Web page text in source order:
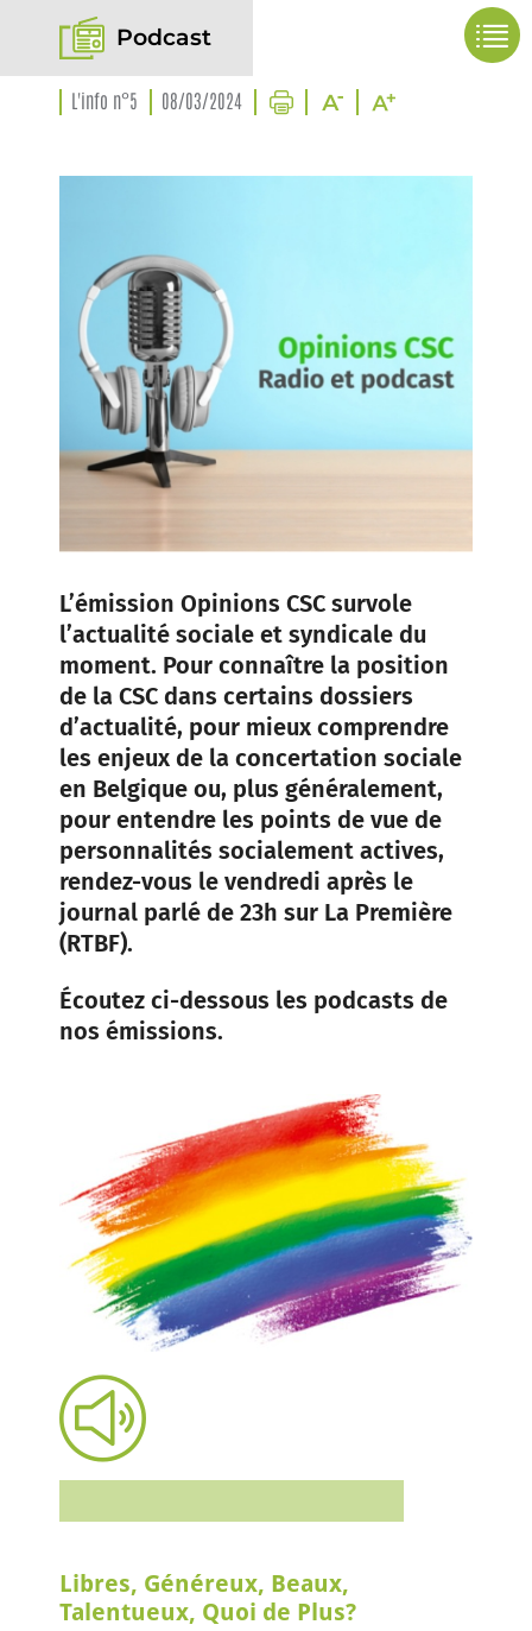
Podcast
L'info n°5 08/03/2024
L’émission Opinions CSC survole
l’actualité sociale et syndicale du
moment. Pour connaître la position
de la CSC dans certains dossiers
d’actualité, pour mieux comprendre
les enjeux de la concertation sociale
en Belgique ou, plus généralement,
pour entendre les points de vue de
personnalités socialement actives,
rendez-vous le vendredi après le
journal parlé de 23h sur La Première
(RTBF).
Écoutez ci-dessous les podcasts de
nos émissions.
Libres, Généreux, Beaux,
Talentueux, Quoi de Plus?